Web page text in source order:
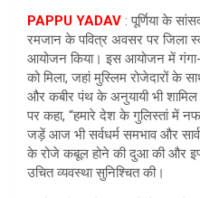
PAPPU YADAV : पूर्णिया के
रमजान के पवित्र अवसर पर जिला
आयोजन किया। इस आयोजन में
को मिला, जहां मुस्लिम रोजेदारों के
और कबीर पंथ के अनुयायी भी
पर कहा, “हमारे देश के गुलिस्तां में
जड़ें आज भी सर्वधर्म समभाव और
के रोजे कबूल होने की दुआ की और
उचित व्यवस्था सुनिश्चित की।